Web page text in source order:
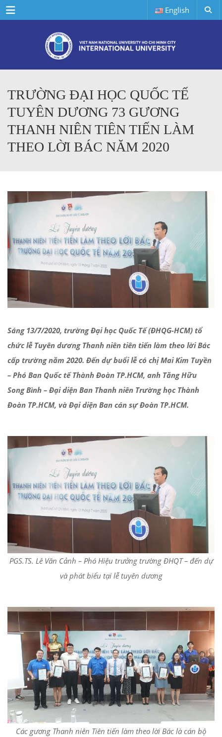
Menu English
TRƯỜNG ĐẠI HỌC QUỐC TẾ
TUYÊN DƯƠNG 73 GƯƠNG
THANH NIÊN TIÊN TIẾN LÀM
THEO LỜI BÁC NĂM 2020
Sáng 13/7/2020, trường Đại học Quốc Tế (ĐHQG-HCM) tổ
chức lễ Tuyên dương Thanh niên tiên tiến làm theo lời Bác
cấp trường năm 2020. Đến dự buổi lễ có chị Mai Kim Tuyền
– Phó Ban Quốc tế Thành Đoàn TP.HCM, anh Tăng Hữu
Song Bình – Đại diện Ban Thanh niên Trường học Thành
Đoàn TP.HCM, và Đại diện Ban cán sự Đoàn TP.HCM.
PGS.TS. Lê Văn Cảnh – Phó Hiệu trưởng trường ĐHQT – đến dự
và phát biểu tại lễ tuyên dương
Các gương Thanh niên Tiên tiến làm theo lời Bác là cán bộ